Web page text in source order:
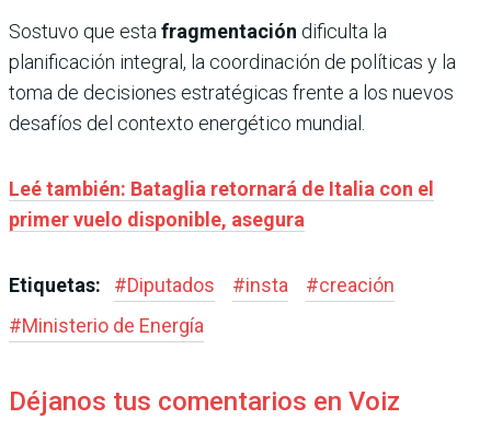
Sostuvo que esta fragmentación dificulta la
planificación integral, la coordinación de políticas y la
toma de decisiones estratégicas frente a los nuevos
desafíos del contexto energético mundial.
Leé también: Bataglia retornará de Italia con el
primer vuelo disponible, asegura
Etiquetas: #Diputados #insta #creación
#Ministerio de Energía
Déjanos tus comentarios en Voiz